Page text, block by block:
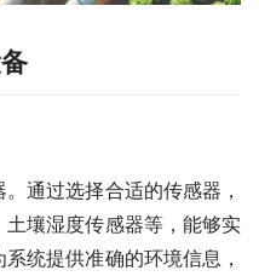
通过选择合适的传感器，
壤湿度传感器等，能够实
统提供准确的环境信息，